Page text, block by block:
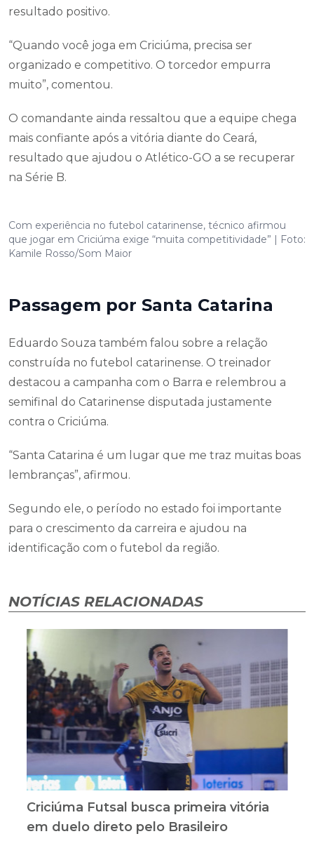
resultado positivo.
“Quando você joga em Criciúma, precisa ser
organizado e competitivo. O torcedor empurra
muito”, comentou.
O comandante ainda ressaltou que a equipe chega
mais confiante após a vitória diante do Ceará,
resultado que ajudou o Atlético-GO a se recuperar
na Série B.
Com experiência no futebol catarinense, técnico afirmou
que jogar em Criciúma exige “muita competitividade” | Foto:
Kamile Rosso/Som Maior
Passagem por Santa Catarina
Eduardo Souza também falou sobre a relação
construída no futebol catarinense. O treinador
destacou a campanha com o Barra e relembrou a
semifinal do Catarinense disputada justamente
contra o Criciúma.
“Santa Catarina é um lugar que me traz muitas boas
lembranças”, afirmou.
Segundo ele, o período no estado foi importante
para o crescimento da carreira e ajudou na
identificação com o futebol da região.
NOTÍCIAS RELACIONADAS
Criciúma Futsal busca primeira vitória
em duelo direto pelo Brasileiro